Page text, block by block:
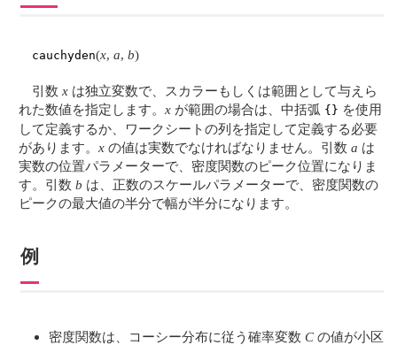
cauchyden(x, a, b)
引数x は独立変数で、スカラーもしくは範囲として与えら
れた数値を指定します。x が範囲の場合は、中括弧 {} を使用
して定義するか、ワークシートの列を指定して定義する必要
があります。xの値は実数でなければなりません。引数a は
実数の位置パラメーターで、密度関数のピーク位置になりま
す。引数b は、正数のスケールパラメーターで、密度関数の
ピークの最大値の半分で幅が半分になります。
例
密度関数は、コーシー分布に従う確率変数 C の値が小区